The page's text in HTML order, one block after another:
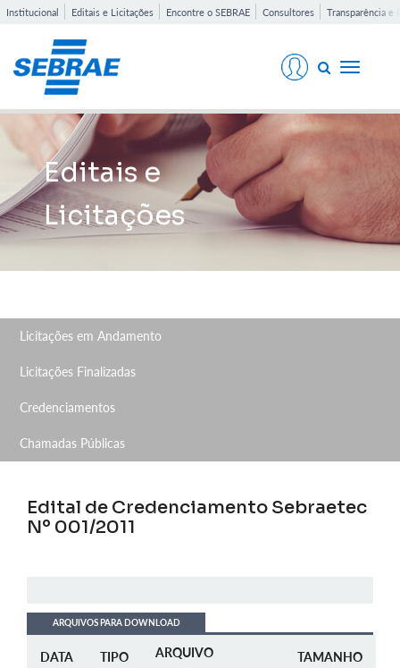
Institucional Editais e Licitações Encontre o SEBRAE Consultores Transparência e
Toggle
Editais e
Licitações
Licitações em Andamento
Licitações Finalizadas
Credenciamentos
Chamadas Públicas
Edital de Credenciamento Sebraetec
Nº 001/2011
ARQUIVOS PARA DOWNLOAD
DATA TIPO ARQUIVO TAMANHO